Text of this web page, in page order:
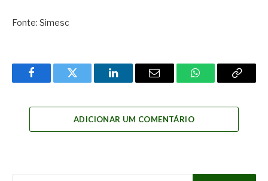
Fonte: Simesc
FacebookTwitter LinkedInEmail WhatsAppCopy
ADICIONAR UM COMENTÁRIO